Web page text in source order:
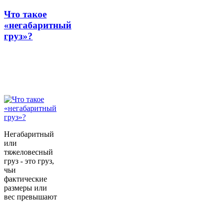
Что такое
«негабаритный
груз»?
Негабаритный
или
тяжеловесный
груз - это груз,
чьи
фактические
размеры или
вес превышают